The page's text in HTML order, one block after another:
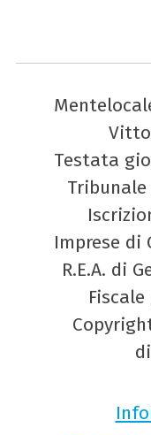
Testata
Tribunale
Imprese di
R.E.A. di
Fiscale